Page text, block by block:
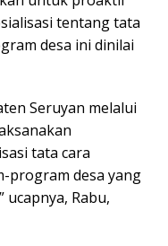
tentang tata
desa ini dinilai
Seruyan melalui
tata cara
program desa yang
ucapnya, Rabu,